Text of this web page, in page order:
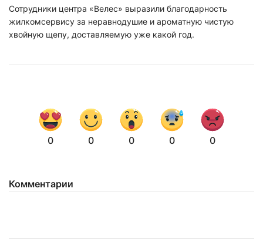
Сотрудники центра «Велес» выразили благодарность
жилкомсервису за неравнодушие и ароматную чистую
хвойную щепу, доставляемую уже какой год.
0 0 0 0 0
Комментарии